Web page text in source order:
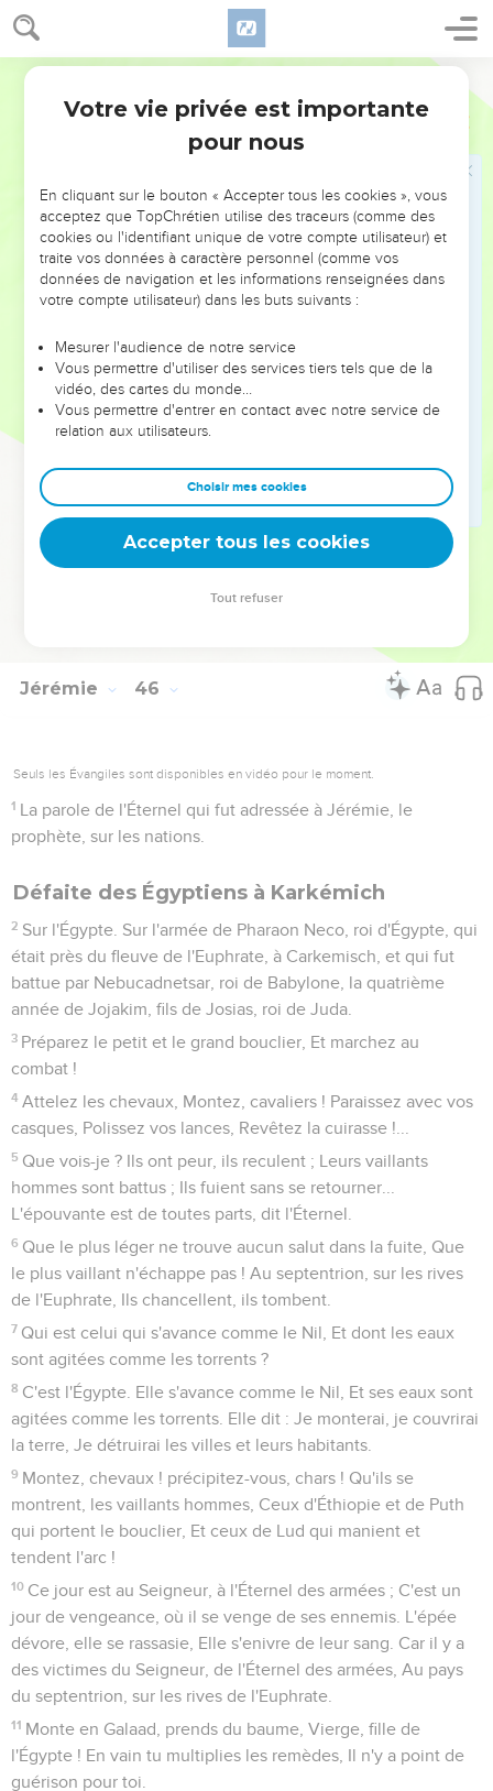
Jérémie 45
Seuls les Évangiles sont disponibles en vidéo pour le moment.
Un message pour Baruc
La parole que Jérémie, le prophète, adressa à Baruc, fils de
Nérija, lorsqu'il écrivit dans un livre ces paroles, sous la
dictée de Jérémie, la quatrième année de Jojakim, fils de
Ainsi parle l'Éternel, le Dieu d'Israël, sur toi, Baruc :
Tu dis : Malheur à moi ! car l'Éternel ajoute le chagrin à ma
douleur ; je m'épuise en soupirant, et je ne trouve point de
repos.
Dis-lui : Ainsi parle l'Éternel : Voici, ce que j'ai bâti, je le
détruirai ; ce que j'ai planté, je l'arracherai, savoir tout ce
pays.
Et toi, rechercherais-tu de grandes choses ? Ne les
recherche pas ! Car voici, je vais faire venir le malheur sur
Jérémie 46
Seuls les Évangiles sont disponibles en vidéo pour le moment.
1 La parole de l'Éternel qui fut adressée à Jérémie, le
prophète, sur les nations.
Défaite des Égyptiens à Karkémich
2 Sur l'Égypte. Sur l'armée de Pharaon Neco, roi d'Égypte, qui
était près du fleuve de l'Euphrate, à Carkemisch, et qui fut
battue par Nebucadnetsar, roi de Babylone, la quatrième
année de Jojakim, fils de Josias, roi de Juda.
3 Préparez le petit et le grand bouclier, Et marchez au
combat !
4 Attelez les chevaux, Montez, cavaliers ! Paraissez avec vos
casques, Polissez vos lances, Revêtez la cuirasse !...
5 Que vois-je ? Ils ont peur, ils reculent ; Leurs vaillants
hommes sont battus ; Ils fuient sans se retourner...
L'épouvante est de toutes parts, dit l'Éternel.
6 Que le plus léger ne trouve aucun salut dans la fuite, Que
le plus vaillant n'échappe pas ! Au septentrion, sur les rives
de l'Euphrate, Ils chancellent, ils tombent.
7 Qui est celui qui s'avance comme le Nil, Et dont les eaux
sont agitées comme les torrents ?
8 C'est l'Égypte. Elle s'avance comme le Nil, Et ses eaux sont
agitées comme les torrents. Elle dit : Je monterai, je couvrirai
la terre, Je détruirai les villes et leurs habitants.
9 Montez, chevaux ! précipitez-vous, chars ! Qu'ils se
montrent, les vaillants hommes, Ceux d'Éthiopie et de Puth
qui portent le bouclier, Et ceux de Lud qui manient et
tendent l'arc !
10 Ce jour est au Seigneur, à l'Éternel des armées ; C'est un
jour de vengeance, où il se venge de ses ennemis. L'épée
dévore, elle se rassasie, Elle s'enivre de leur sang. Car il y a
des victimes du Seigneur, de l'Éternel des armées, Au pays
du septentrion, sur les rives de l'Euphrate.
11 Monte en Galaad, prends du baume, Vierge, fille de
l'Égypte ! En vain tu multiplies les remèdes, Il n'y a point de
guérison pour toi.
Votre vie privée est importante
pour nous
En cliquant sur le bouton « Accepter tous les cookies », vous
acceptez que TopChrétien utilise des traceurs (comme des
cookies ou l'identifiant unique de votre compte utilisateur) et
traite vos données à caractère personnel (comme vos
données de navigation et les informations renseignées dans
votre compte utilisateur) dans les buts suivants :
Mesurer l'audience de notre service
Vous permettre d'utiliser des services tiers tels que de la
vidéo, des cartes du monde…
Vous permettre d'entrer en contact avec notre service de
relation aux utilisateurs.
Choisir mes cookies
Accepter tous les cookies
Tout refuser